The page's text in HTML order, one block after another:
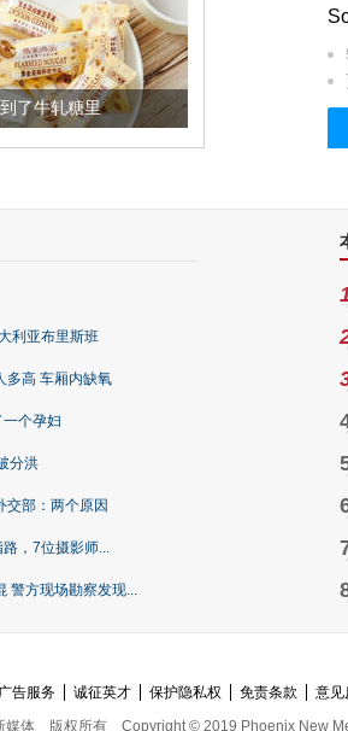
被列入佛家七宝的它到底有多美？
利亚布里斯班
多高 车厢内缺氧
个孕妇
分洪
交部：两个原因
，7位摄影师...
警方现场勘察发现...
广告服务 诚征英才 保护隐私权 免责条款 意见
媒体
版权所有 Copyright © 2019 Phoenix New